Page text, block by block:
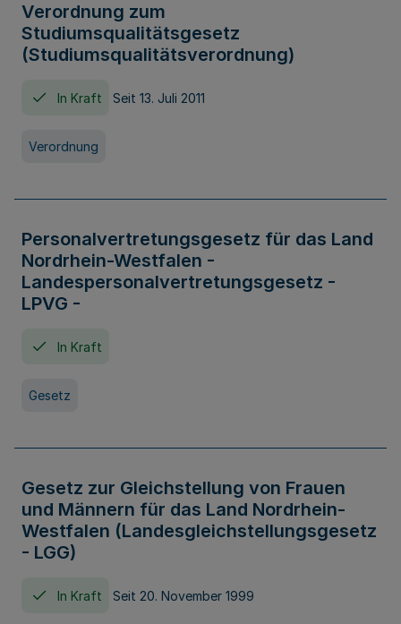
Verordnung zum
Studiumsqualitätsgesetz
(Studiumsqualitätsverordnung)
In Kraft Seit 13. Juli 2011
Verordnung
Personalvertretungsgesetz für das Land
Nordrhein-Westfalen -
Landespersonalvertretungsgesetz -
LPVG -
In Kraft
Gesetz
Gesetz zur Gleichstellung von Frauen
und Männern für das Land Nordrhein-
Westfalen (Landesgleichstellungsgesetz
- LGG)
In Kraft Seit 20. November 1999